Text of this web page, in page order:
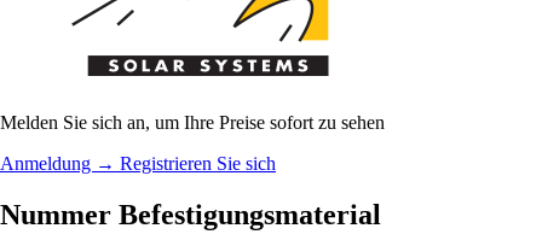
Melden Sie sich an, um Ihre Preise sofort zu sehen
Anmeldung → Registrieren Sie sich
Nummer Befestigungsmaterial